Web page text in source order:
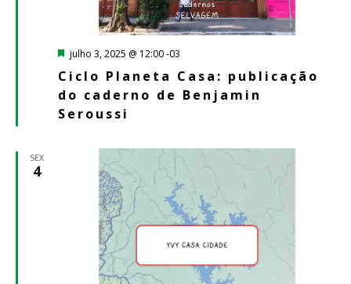
Ciclo Planeta Casa: publicação
do caderno de Benjamin
Seroussi
Destacado
julho 3, 2025 @ 12:00 -03
SEX
4